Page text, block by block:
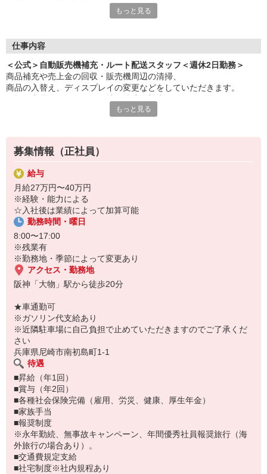
★大手グループとの安定した取引により将来性は抜群
★勤務は8:00〜17:00と家庭との両立も可能
★広範囲の仕事ではないです。
【電話でのお問い合わせ】
上記で繋がらない場合は、
《080-3426-8542》
でも受け付けております。
仕事の内容や職場見学など
お気軽にご連絡ください。
もっと見る
仕事内容
＜公式＞自動販売機補充・ルート配送スタッフ＜週休2日勤務＞
商品補充や売上金の回収・販売機周辺の清掃、
商品の入替え、ディスプレイの変更などをしていただきます。
自分なりの販売戦略を立てて補充することができます。
その狙いがあたったときの気分は最高です。
平均すると1日に20件前後の配送を行います。
＊はじめは先輩社員の横に乗り(2〜3ヶ月)、業務の流れや配送ルー
トなどを
覚えて頂きます。添乗指導などもありますので、未経験の方でもご
安心ください。
＊助手スタッフと2人1組で行うため、効率良く回ることができま
す！
＊広範囲をまわる仕事ではないので、体力的な負担は大きくありま
せん。
もっと見る
募集情報（正社員）
給与
月給27万円〜40万円
※経験・能力による
☆入社後は業績によって加算可能
勤務時間・曜日
8:00〜17:00
※残業有
※勤務地・季節によって変更あり
アクセス・勤務地
阪神「大物」駅から徒歩20分
★車通勤可
※ガソリン代支給あり
※近隣駐車場に自己負担で止めていただきますのでご了承くだ
さい
兵庫県尼崎市南初島町1-1
待遇
■昇給（年1回）
■賞与（年2回）
■各種社会保険完備（雇用、労災、健康、厚生年金）
■家族手当
■報奨制度
※永年勤続、無事故キャンペーン、年間優秀社員報奨旅行（海
外旅行の場合あり）。
■交通費規定支給
■社宅制度※社内規程あり